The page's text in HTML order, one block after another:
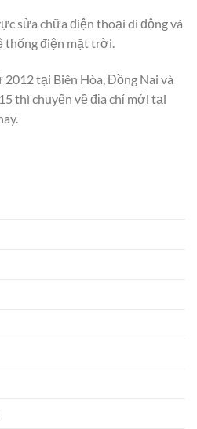
sửa chữa điện thoại di động và
thống điện mặt trời.
tại Biên Hòa, Đồng Nai và
thì chuyển về địa chỉ mới tại